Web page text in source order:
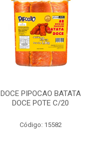
DOCE PIPOCAO BATATA
DOCE POTE C/20
Código: 15582